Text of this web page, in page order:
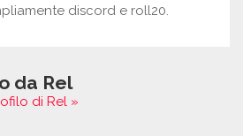
discord e roll20.
da Rel
di Rel »